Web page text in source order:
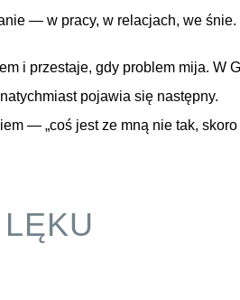
— w pracy, w relacjach, we śnie.
i przestaje, gdy problem mija. W
pojawia się następny.
— „coś jest ze mną nie tak,